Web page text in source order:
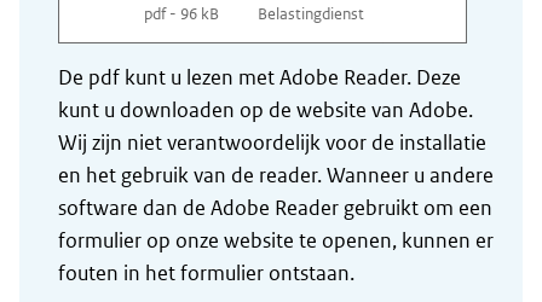
pdf - 96 kB Belastingdienst
De pdf kunt u lezen met Adobe Reader. Deze
kunt u downloaden op de website van Adobe.
Wij zijn niet verantwoordelijk voor de installatie
en het gebruik van de reader. Wanneer u andere
software dan de Adobe Reader gebruikt om een
formulier op onze website te openen, kunnen er
fouten in het formulier ontstaan.